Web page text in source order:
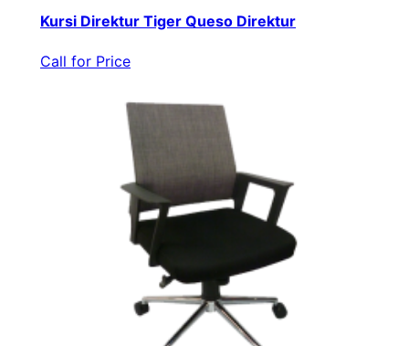
Kursi Direktur Tiger Queso Direktur
Call for Price